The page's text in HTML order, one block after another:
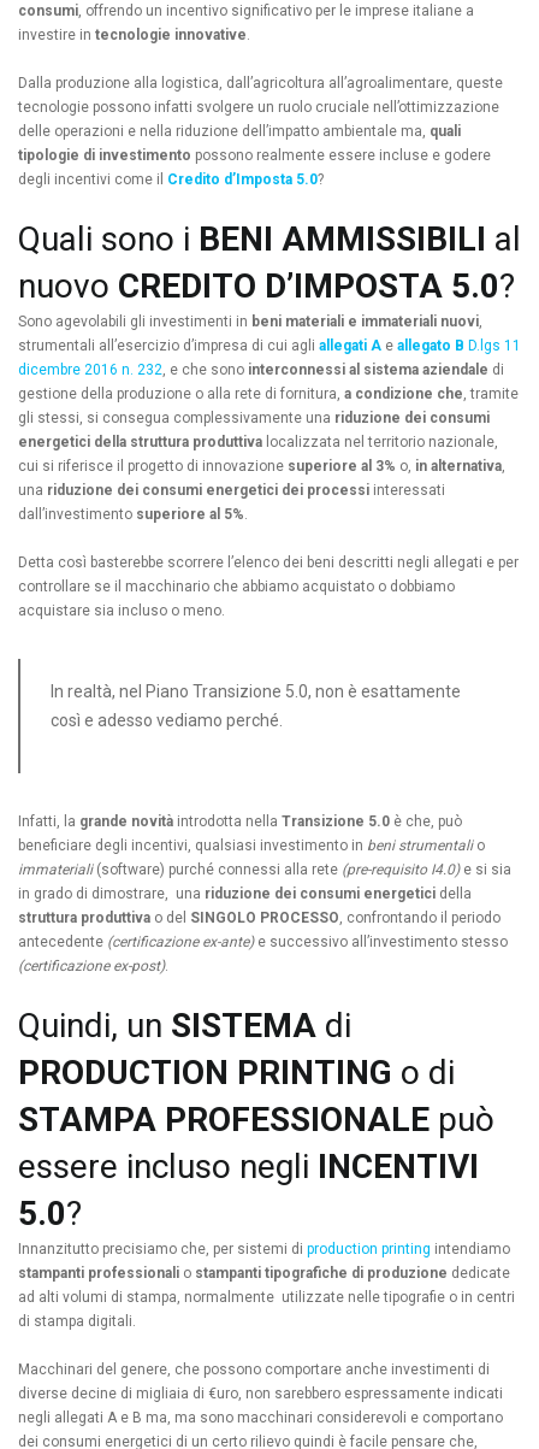
consumi, offrendo un incentivo significativo per le imprese italiane a
investire in tecnologie innovative.
Dalla produzione alla logistica, dall’agricoltura all’agroalimentare, queste
tecnologie possono infatti svolgere un ruolo cruciale nell’ottimizzazione
delle operazioni e nella riduzione dell’impatto ambientale ma, quali
tipologie di investimento possono realmente essere incluse e godere
degli incentivi come il Credito d’Imposta 5.0?
Quali sono i BENI AMMISSIBILI al
nuovo CREDITO D’IMPOSTA 5.0?
Sono agevolabili gli investimenti in beni materiali e immateriali nuovi,
strumentali all’esercizio d’impresa di cui agli allegati A e allegato B D.lgs 11
dicembre 2016 n. 232, e che sono interconnessi al sistema aziendale di
gestione della produzione o alla rete di fornitura, a condizione che, tramite
gli stessi, si consegua complessivamente una riduzione dei consumi
energetici della struttura produttiva localizzata nel territorio nazionale,
cui si riferisce il progetto di innovazione superiore al 3% o, in alternativa,
una riduzione dei consumi energetici dei processi interessati
dall’investimento superiore al 5%.
Detta così basterebbe scorrere l’elenco dei beni descritti negli allegati e per
controllare se il macchinario che abbiamo acquistato o dobbiamo
acquistare sia incluso o meno.
In realtà, nel Piano Transizione 5.0, non è esattamente
così e adesso vediamo perché.
Infatti, la grande novità introdotta nella Transizione 5.0 è che, può
beneficiare degli incentivi, qualsiasi investimento in beni strumentalio
immateriali (software) purché connessi alla rete (pre-requisito I4.0)e si sia
in grado di dimostrare, una riduzione dei consumi energetici della
struttura produttiva o del SINGOLO PROCESSO, confrontando il periodo
antecedente (certificazione ex-ante)e successivo all’investimento stesso
(certificazione ex-post).
Quindi, un SISTEMA di
PRODUCTION PRINTING o di
STAMPA PROFESSIONALE può
essere incluso negli INCENTIVI
5.0?
Innanzitutto precisiamo che, per sistemi di production printing intendiamo
stampanti professionali o stampanti tipografiche di produzione dedicate
ad alti volumi di stampa, normalmente utilizzate nelle tipografie o in centri
di stampa digitali.
Macchinari del genere, che possono comportare anche investimenti di
diverse decine di migliaia di €uro, non sarebbero espressamente indicati
negli allegati A e B ma, ma sono macchinari considerevoli e comportano
dei consumi energetici di un certo rilievo quindi è facile pensare che,